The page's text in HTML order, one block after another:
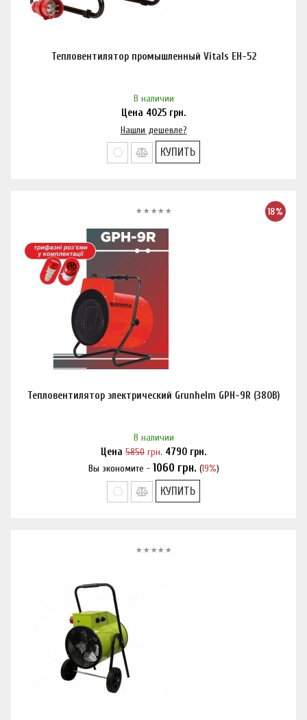
Тепловентилятор промышленный Vitals EH-52
В наличии
Цена 4025 грн.
Нашли дешевле?
КУПИТЬ
18%
Тепловентилятор электрический Grunhelm GPH-9R (380В)
В наличии
Цена 5850 грн. 4790 грн.
Вы экономите - 1060 грн. (19%)
Нашли дешевле?
КУПИТЬ